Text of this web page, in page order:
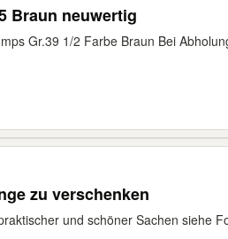
Braun neuwertig
Gr.39 1/2 Farbe Braun Bei
zu verschenken
und schöner Sachen siehe